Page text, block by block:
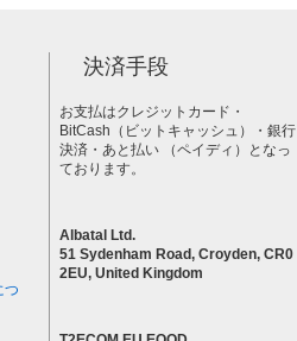
つ
決済手段
お支払はクレジットカード・
BitCash（ビットキャッシュ）・銀行
決済・あと払い （ペイディ）となっ
ております。
Albatal Ltd.
51 Sydenham Road, Croyden, CR0
2EU, United Kingdom